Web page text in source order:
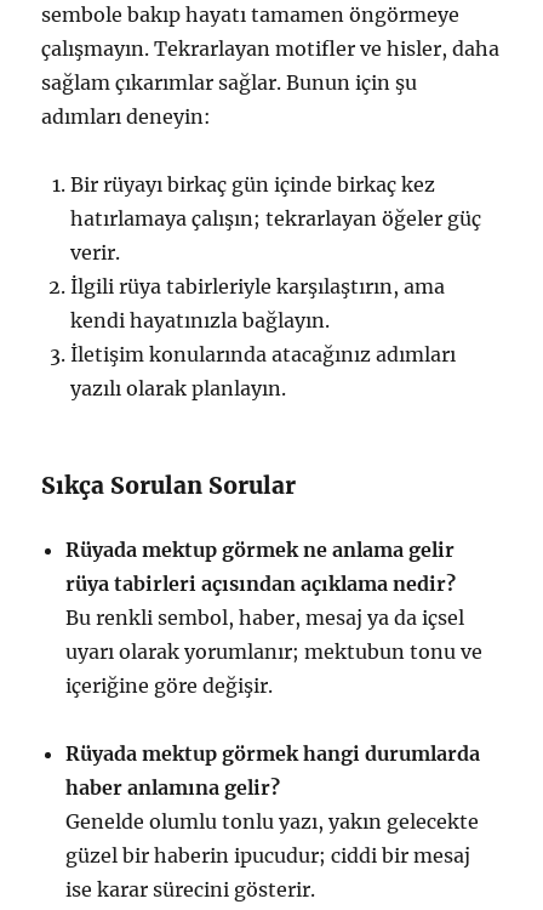
sembole bakıp hayatı tamamen öngörmeye
çalışmayın. Tekrarlayan motifler ve hisler, daha
sağlam çıkarımlar sağlar. Bunun için şu
adımları deneyin:
Bir rüyayı birkaç gün içinde birkaç kez
hatırlamaya çalışın; tekrarlayan öğeler güç
verir.
İlgili rüya tabirleriyle karşılaştırın, ama
kendi hayatınızla bağlayın.
İletişim konularında atacağınız adımları
yazılı olarak planlayın.
Sıkça Sorulan Sorular
Rüyada mektup görmek ne anlama gelir
rüya tabirleri açısından açıklama nedir?
Bu renkli sembol, haber, mesaj ya da içsel
uyarı olarak yorumlanır; mektubun tonu ve
içeriğine göre değişir.
Rüyada mektup görmek hangi durumlarda
haber anlamına gelir?
Genelde olumlu tonlu yazı, yakın gelecekte
güzel bir haberin ipucudur; ciddi bir mesaj
ise karar sürecini gösterir.